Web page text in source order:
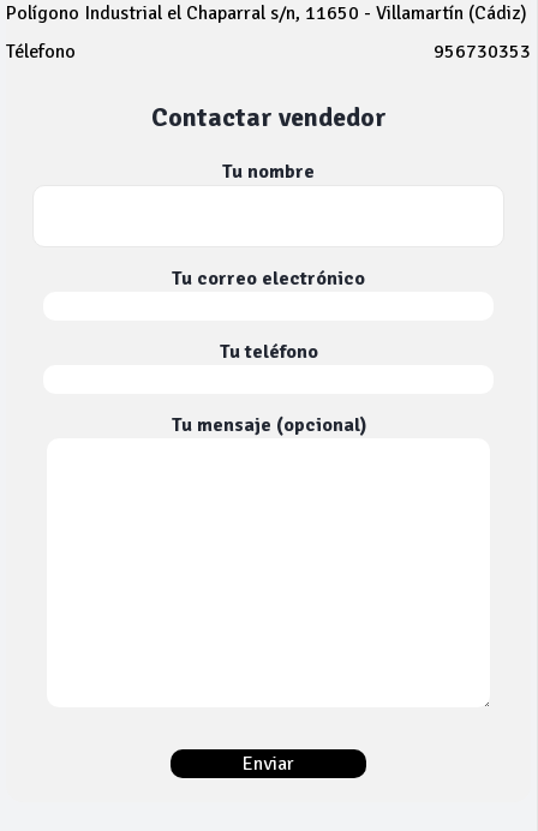
Polígono Industrial el Chaparral s/n, 11650 - Villamartín (Cádiz)
Télefono
956730353
Contactar vendedor
Tu nombre
Tu correo electrónico
Tu teléfono
Tu mensaje (opcional)